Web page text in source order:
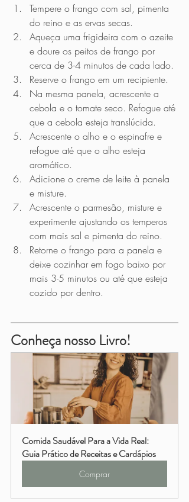
Tempere o frango com sal, pimenta
do reino e as ervas secas.
Aqueça uma frigideira com o azeite
e doure os peitos de frango por
cerca de 3-4 minutos de cada lado.
Reserve o frango em um recipiente.
Na mesma panela, acrescente a
cebola e o tomate seco. Refogue até
que a cebola esteja translúcida.
Acrescente o alho e o espinafre e
refogue até que o alho esteja
aromático.
Adicione o creme de leite à panela
e misture.
Acrescente o parmesão, misture e
experimente ajustando os temperos
com mais sal e pimenta do reino.
Retorne o frango para a panela e
deixe cozinhar em fogo baixo por
mais 3-5 minutos ou até que esteja
cozido por dentro.
Conheça nosso Livro!
Comida Saudável Para a Vida Real:
Guia Prático de Receitas e Cardápios
Comprar